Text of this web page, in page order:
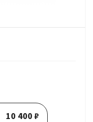
10 400 ₽